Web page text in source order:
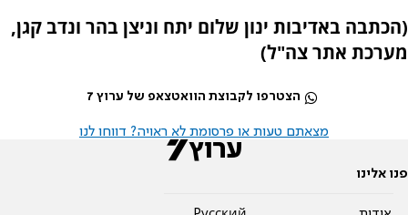
(הכתבה באדיבות ינון שלום יתח וניצן בהר ונדב קגן,
מערכת אתר צה"ל)
הצטרפו לקבוצת הוואטצאפ של ערוץ 7
מצאתם טעות או פרסומת לא ראויה? דווחו לנו
פנו אלינו